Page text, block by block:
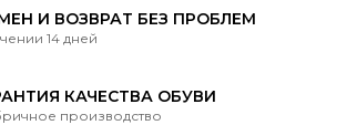
И ВОЗВРАТ БЕЗ ПРОБЛЕМ
14 дней
КАЧЕСТВА ОБУВИ
производство